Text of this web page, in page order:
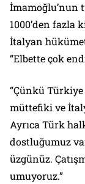
İmamoğlu’nun
1000’den fazla
İtalyan
“Elbette çok
“Çünkü Türkiye
müttefiki ve
Ayrıca Türk
dostluğumuz
üzgünüz.
umuyoruz.”